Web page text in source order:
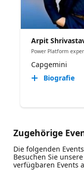
Arpit
Power Platform
Capgemini
Biografie
Zugehörige
Die folgenden
Besuchen Sie unsere
verfügbaren Events